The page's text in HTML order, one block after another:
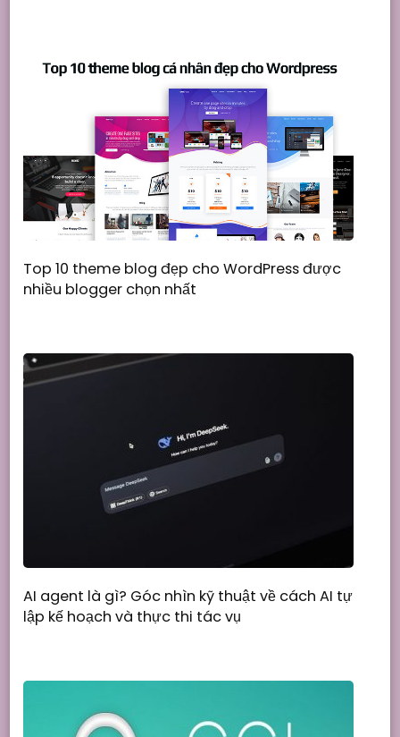
Top 10 theme blog đẹp cho WordPress được
nhiều blogger chọn nhất
AI agent là gì? Góc nhìn kỹ thuật về cách AI tự
lập kế hoạch và thực thi tác vụ